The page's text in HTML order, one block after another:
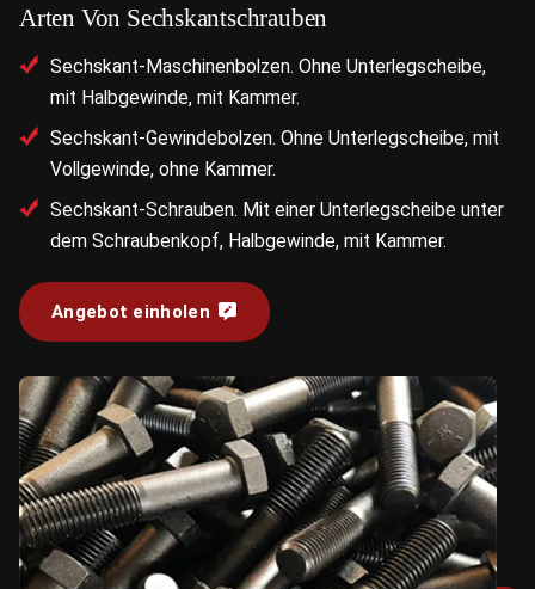
Arten Von Sechskantschrauben
Sechskant-Maschinenbolzen. Ohne Unterlegscheibe,
mit Halbgewinde, mit Kammer.
Sechskant-Gewindebolzen. Ohne Unterlegscheibe, mit
Vollgewinde, ohne Kammer.
Sechskant-Schrauben. Mit einer Unterlegscheibe unter
dem Schraubenkopf, Halbgewinde, mit Kammer.
Angebot einholen